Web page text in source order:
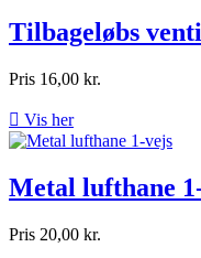
Tilbageløbs
Pris 16,00 kr.
 Vis her
Metal lufthane
Pris 20,00 kr.